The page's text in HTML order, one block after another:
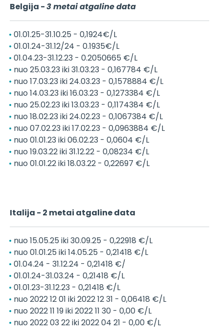
Belgija -3 metai atgaline data
01.01.25-31.10.25 - 0,1924€/L
01.01.24-31.12/24 - 0.1935€/L
01.04.23-31.12.23 - 0.2050665 €/L
nuo 25.03.23 iki 31.03.23 - 0,167784 €/L
nuo 17.03.23 iki 24.03.23 - 0,1578884 €/L
nuo 14.03.23 iki 16.03.23 - 0,1273384 €/L
nuo 25.02.23 iki 13.03.23 - 0,1174384 €/L
nuo 18.02.23 iki 24.02.23 - 0,1067384 €/L
nuo 07.02.23 iki 17.02.23 - 0,0963884 €/L
nuo 01.01.23 iki 06.02.23 - 0,0604 €/L
nuo 19.03.22 iki 31.12.22 - 0,08234 €/L
nuo 01.01.22 iki 18.03.22 - 0,22697 €/L
Italija - 2 metai atgaline data
nuo 15.05.25 iki 30.09.25 - 0,22918 €/L
nuo 01.01.25 iki 14.05.25 - 0,21418 €/L
01.04.24 - 31.12.24 - 0,21418 €/
01.01.24-31.03.24 - 0,21418 €/L
01.01.23-31.12.23 - 0,21418 €/L
nuo 2022 12 01 iki 2022 12 31 - 0,06418 €/L
nuo 2022 11 19 iki 2022 11 30 - 0,00 €/L
nuo 2022 03 22 iki 2022 04 21 - 0,00 €/L